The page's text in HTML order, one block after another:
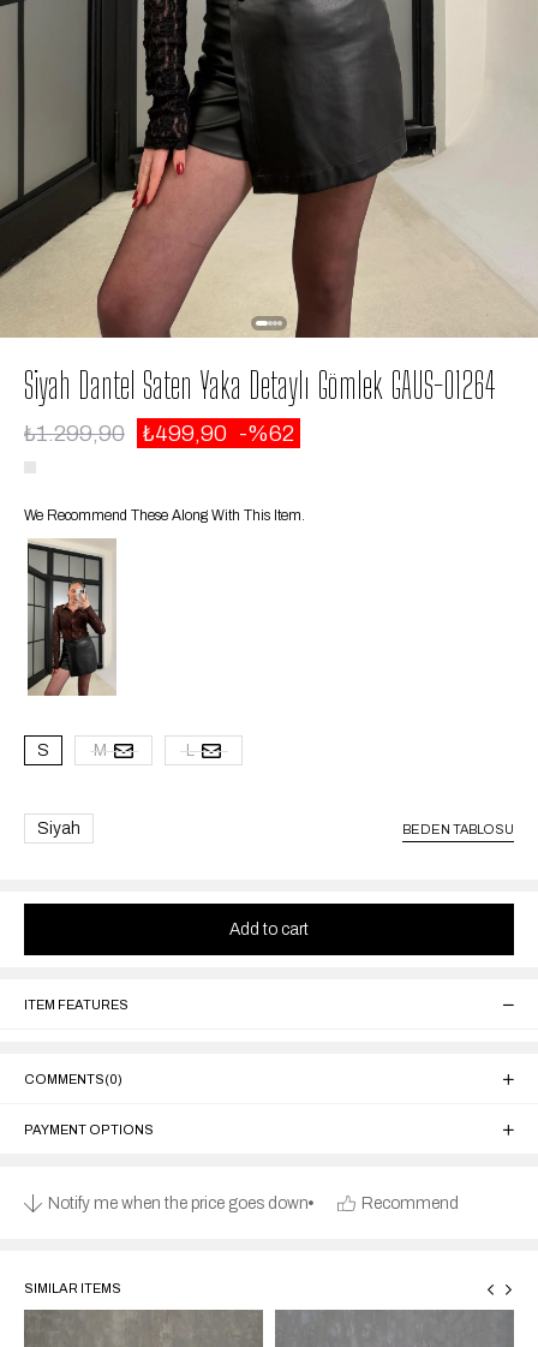
Siyah Dantel Saten Yaka Detaylı Gömlek GAUS-01264
₺1.299,90 ₺499,90 62
We Recommend These Along With This Item.
S M L
Siyah BEDEN TABLOSU
ITEM FEATURES
COMMENTS(0)
PAYMENT OPTIONS
Notify me when the price goes down Recommend
SIMILAR ITEMS